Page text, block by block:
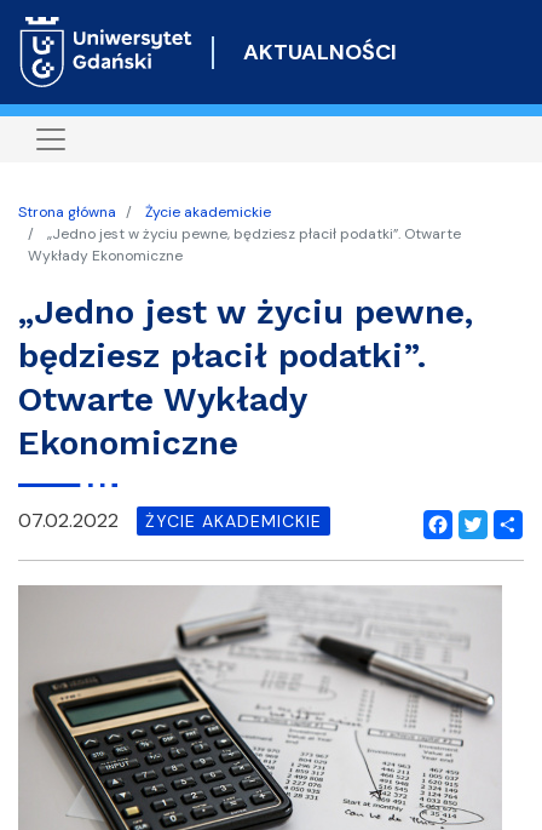
do
AKTUALNOŚCI
Strona główna
Życie akademickie
„Jedno jest w życiu pewne, będziesz płacił podatki”. Otwarte
Wykłady Ekonomiczne
„Jedno jest w życiu pewne,
będziesz płacił podatki”.
Otwarte Wykłady
Ekonomiczne
Facebook
Twitter
07.02.2022 ŻYCIE AKADEMICKIE